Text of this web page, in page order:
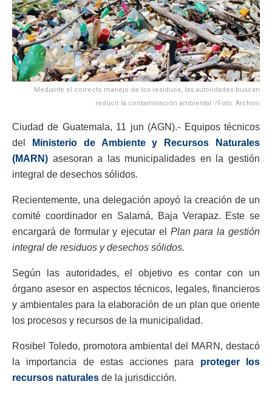
Mediante el correcto manejo de los residuos, las autoridades buscan
reducir la contaminación ambiental. /Foto: Archivo
Ciudad de Guatemala, 11 jun (AGN).- Equipos técnicos
del
Ministerio de Ambiente y Recursos Naturales
(MARN) asesoran a las municipalidades en la gestión
integral de desechos sólidos.
Recientemente, una delegación apoyó la creación de un
comité coordinador en Salamá, Baja Verapaz. Este se
encargará de formular y ejecutar el Plan para la gestión
integral de residuos y desechos sólidos.
Según las autoridades, el objetivo es contar con un
órgano asesor en aspectos técnicos, legales, financieros
y ambientales para la elaboración de un plan que oriente
los procesos y recursos de la municipalidad.
Rosibel Toledo, promotora ambiental del MARN, destacó
la importancia de estas acciones para proteger los
recursos naturales de la jurisdicción.